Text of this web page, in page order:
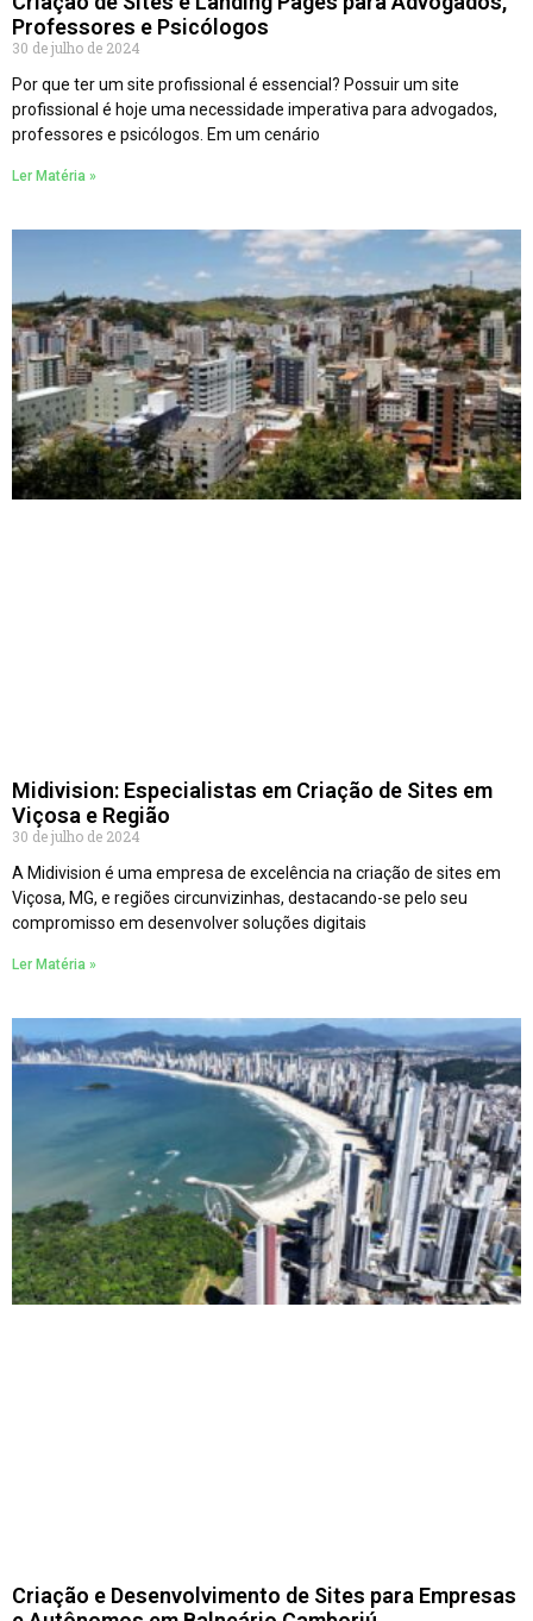
Professores e Psicólogos
30 de julho de 2024
Por que ter um site profissional é essencial? Possuir um site
profissional é hoje uma necessidade imperativa para advogados,
professores e psicólogos. Em um cenário
Ler Matéria »
Midivision: Especialistas em Criação de Sites em
Viçosa e Região
30 de julho de 2024
A Midivision é uma empresa de excelência na criação de sites em
Viçosa, MG, e regiões circunvizinhas, destacando-se pelo seu
compromisso em desenvolver soluções digitais
Ler Matéria »
Criação e Desenvolvimento de Sites para Empresas